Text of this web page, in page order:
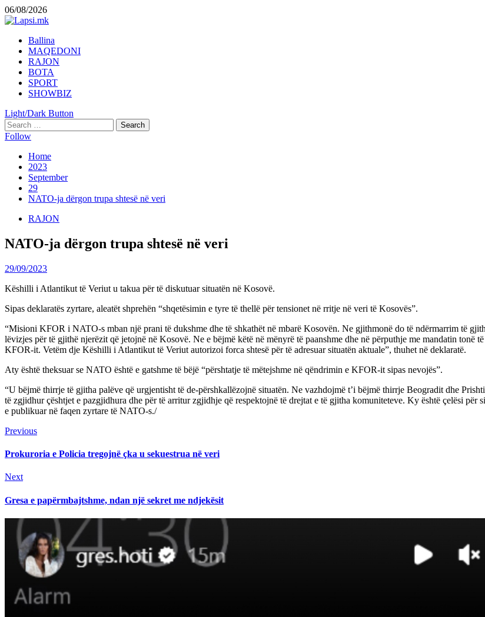
Skip
to
06/08/2026
Primary
Menu
Ballina
MAQEDONI
RAJON
BOTA
SPORT
SHOWBIZ
Light/Dark Button
Search
for:
Follow
Home
2023
September
29
NATO-ja dërgon trupa shtesë në veri
RAJON
NATO-ja dërgon trupa shtesë në veri
29/09/2023
Këshilli i Atlantikut të Veriut u takua për të diskutuar situatën në Kosovë.
Sipas deklaratës zyrtare, aleatët shprehën “shqetësimin e tyre të thellë për tensionet në rritje në veri të Kosovës”.
“Misioni KFOR i NATO-s mban një prani të dukshme dhe të shkathët në mbarë Kosovën. Ne gjithmonë do të ndërmarrim të
lëvizjes për të gjithë njerëzit që jetojnë në Kosovë. Ne e bëjmë këtë në mënyrë të paanshme dhe në përputhje me mandatin
KFOR-it. Vetëm dje Këshilli i Atlantikut të Veriut autorizoi forca shtesë për të adresuar situatën aktuale”, thuhet në deklaratë.
Aty është theksuar se NATO është e gatshme të bëjë “përshtatje të mëtejshme në qëndrimin e KFOR-it sipas nevojës”.
“U bëjmë thirrje të gjitha palëve që urgjentisht të de-përshkallëzojnë situatën. Ne vazhdojmë t’i bëjmë thirrje Beogradit dhe
të zgjidhur çështjet e pazgjidhura dhe për të arritur zgjidhje që respektojnë të drejtat e të gjitha komuniteteve. Ky është çelësi për
e publikuar në faqen zyrtare të NATO-s./
Continue
Reading
PreviousPrevious
Prokuroria e Policia tregojnë çka u sekuestrua në veri
NextNext
Gresa e papërmbajtshme, ndan një sekret me ndjekësit